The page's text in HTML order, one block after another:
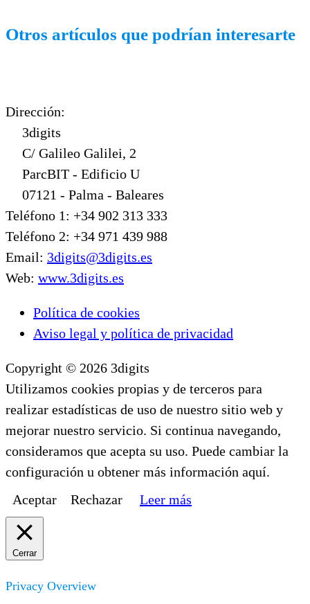
Otros artículos que podrían interesarte
Dirección:
3digits
C/ Galileo Galilei, 2
ParcBIT - Edificio U
07121 - Palma - Baleares
Teléfono 1: +34 902 313 333
Teléfono 2: +34 971 439 988
Email: 3digits@3digits.es
Web: www.3digits.es
Política de cookies
Aviso legal y política de privacidad
Copyright © 2026 3digits
Utilizamos cookies propias y de terceros para
realizar estadísticas de uso de nuestro sitio web y
mejorar nuestro servicio. Si continua navegando,
consideramos que acepta su uso. Puede cambiar la
configuración u obtener más información aquí.
Aceptar
Rechazar Leer más
Cerrar
Privacy Overview